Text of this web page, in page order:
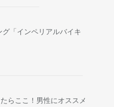
「インペリアルバイキ
らここ！男性にオススメ